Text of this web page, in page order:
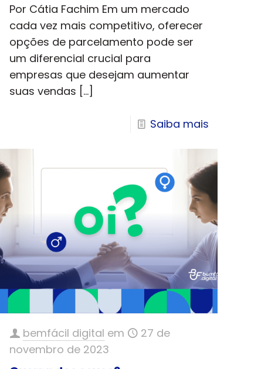
Por Cátia Fachim Em um mercado
cada vez mais competitivo, oferecer
opções de parcelamento pode ser
um diferencial crucial para
empresas que desejam aumentar
suas vendas […]
Saiba mais
bemfácil digital em
27 de
novembro de 2023